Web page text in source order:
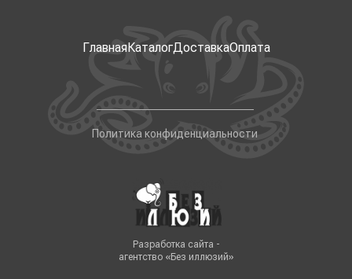
ГлавнаяКаталогДоставкаОплата
Политика конфиденциальности
Разработка сайта -
агентство «Без иллюзий»